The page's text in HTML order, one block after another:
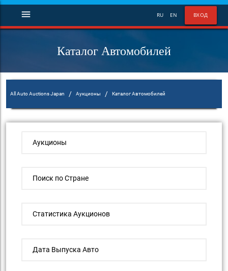
ВХОД
RU EN
menu
Каталог Автомобилей
All Auto Auctions Japan / Аукционы / Каталог Автомобилей
Аукционы
Поиск по Стране
Статистика Аукционов
Дата Выпуска Авто